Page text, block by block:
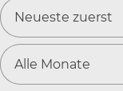
News
Über Uns